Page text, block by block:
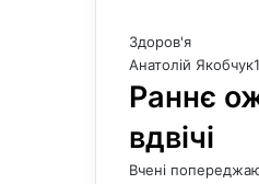
Здоров'я
Анатолій Якобчук
Раннє
вдвічі
Вчені